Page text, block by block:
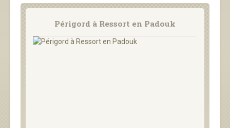
Périgord à Ressort en Padouk